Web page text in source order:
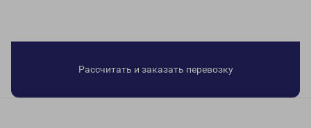
Рассчитать и заказать перевозку